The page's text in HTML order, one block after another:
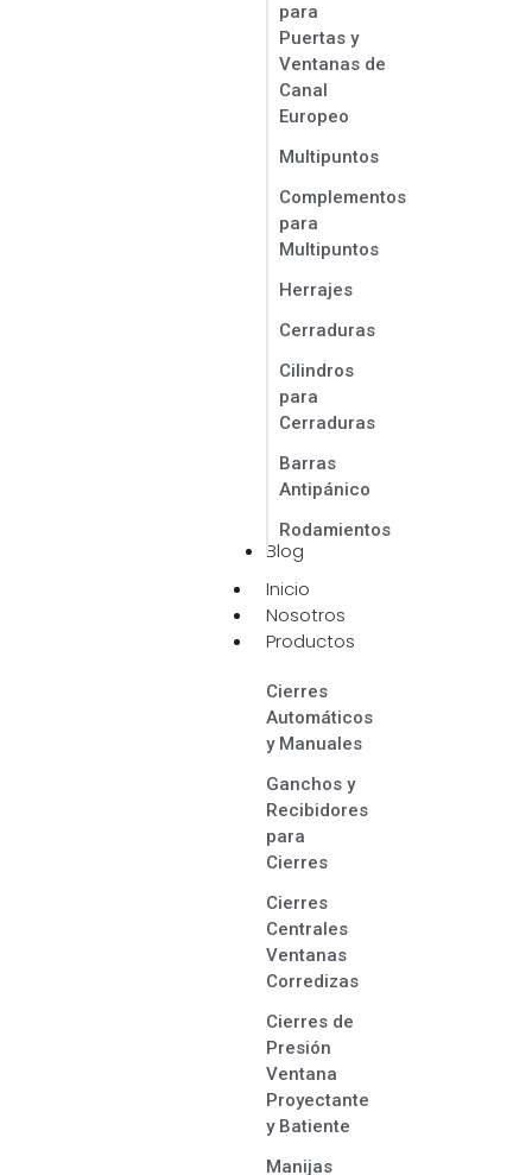
para
Puertas y
Ventanas de
Canal
Europeo
Multipuntos
Complementos
para
Multipuntos
Herrajes
Cerraduras
Cilindros
para
Cerraduras
Barras
Antipánico
Rodamientos
Blog
Inicio
Nosotros
Productos
Cierres
Automáticos
y Manuales
Ganchos y
Recibidores
para
Cierres
Cierres
Centrales
Ventanas
Corredizas
Cierres de
Presión
Ventana
Proyectante
y Batiente
Manijas